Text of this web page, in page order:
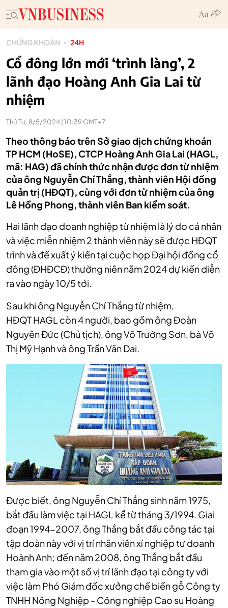
CHỨNG KHOÁN 24H
Cổ đông lớn mới ‘trình làng’, 2
lãnh đạo Hoàng Anh Gia Lai từ
nhiệm
Thứ Tư, 8/5/2024 | 10:39 GMT+7
Theo thông báo trên Sở giao dịch chứng khoán
TP HCM (HoSE), CTCP Hoàng Anh Gia Lai (HAGL,
mã: HAG) đã chính thức nhận được đơn từ nhiệm
của ông Nguyễn Chí Thắng, thành viên Hội đồng
quản trị (HĐQT), cùng với đơn từ nhiệm của ông
Lê Hồng Phong, thành viên Ban kiểm soát.
Hai lãnh đạo doanh nghiệp từ nhiệm là lý do cá nhân
và việc miễn nhiệm 2 thành viên này sẽ được HĐQT
trình và đề xuất ý kiến tại cuộc họp Đại hội đồng cổ
đông (ĐHĐCĐ) thường niên năm 2024 dự kiến diễn
ra vào ngày 10/5 tới.
Sau khi ông Nguyễn Chí Thắng từ nhiệm,
HĐQT HAGL còn 4 người, bao gồm ông Đoàn
Nguyên Đức (Chủ tịch), ông Võ Trường Sơn, bà Võ
Thị Mỹ Hạnh và ông Trần Văn Dai.
Được biết, ông Nguyễn Chí Thắng sinh năm 1975,
bắt đầu làm việc tại HAGL kể từ tháng 3/1994. Giai
đoạn 1994-2007, ông Thắng bắt đầu công tác tại
tập đoàn này với vị trí nhân viên xí nghiệp tư doanh
Hoành Anh; đến năm 2008, ông Thắng bắt đầu
tham gia vào một số vị trí lãnh đạo tại công ty với
việc làm Phó Giám đốc xưởng chế biến gỗ Công ty
TNHH Nông Nghiệp - Công nghiệp Cao su Hoàng